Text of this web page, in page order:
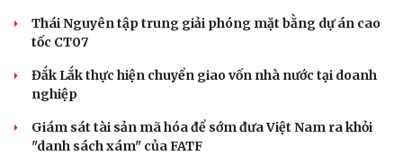
Thái Nguyên tập trung giải phóng mặt bằng dự án cao
tốc CT07
Đắk Lắk thực hiện chuyển giao vốn nhà nước tại doanh
nghiệp
Giám sát tài sản mã hóa để sớm đưa Việt Nam ra khỏi
"danh sách xám" của FATF